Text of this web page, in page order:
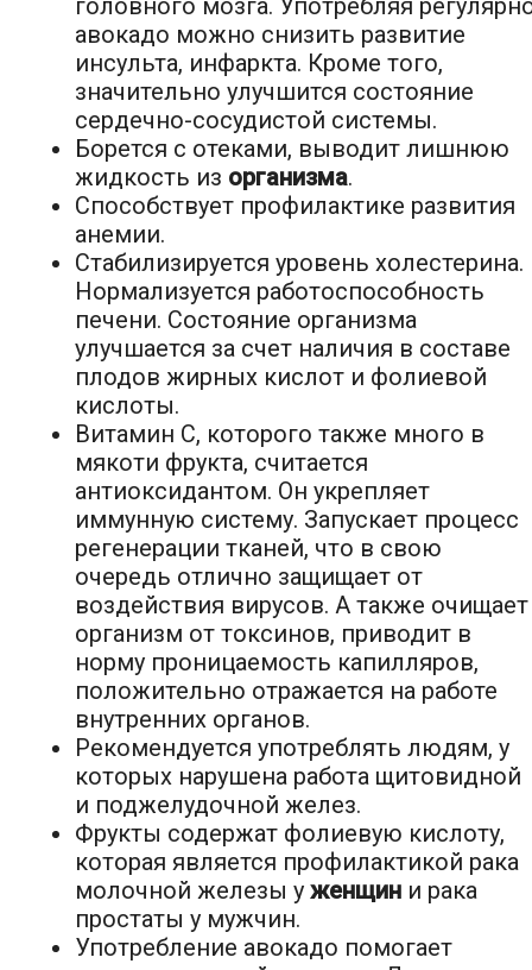
авокадо можно снизить развитие
инсульта, инфаркта. Кроме того,
значительно улучшится состояние
сердечно-сосудистой системы.
Борется с отеками, выводит лишнюю
жидкость из организма.
Способствует профилактике развития
анемии.
Стабилизируется уровень холестерина.
Нормализуется работоспособность
печени. Состояние организма
улучшается за счет наличия в составе
плодов жирных кислот и фолиевой
кислоты.
Витамин С, которого также много в
мякоти фрукта, считается
антиоксидантом. Он укрепляет
иммунную систему. Запускает процесс
регенерации тканей, что в свою
очередь отлично защищает от
воздействия вирусов. А также очищает
организм от токсинов, приводит в
норму проницаемость капилляров,
положительно отражается на работе
внутренних органов.
Рекомендуется употреблять людям, у
которых нарушена работа щитовидной
и поджелудочной желез.
Фрукты содержат фолиевую кислоту,
которая является профилактикой рака
молочной железы у женщин и рака
простаты у мужчин.
Употребление авокадо помогает